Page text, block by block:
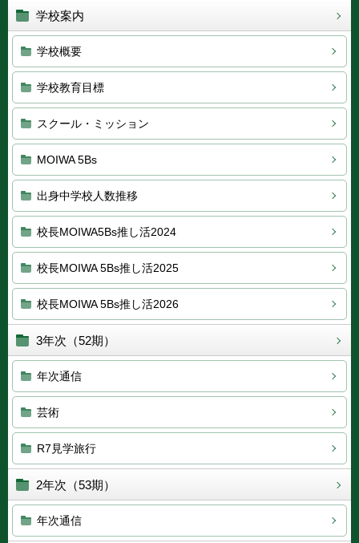
学校案内
学校概要
学校教育目標
スクール・ミッション
MOIWA 5Bs
出身中学校人数推移
校長MOIWA5Bs推し活2024
校長MOIWA 5Bs推し活2025
校長MOIWA 5Bs推し活2026
3年次（52期）
年次通信
芸術
R7見学旅行
2年次（53期）
年次通信